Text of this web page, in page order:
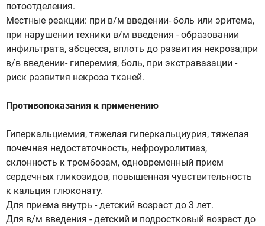
потоотделения.
Местные реакции: при в/м введении- боль или эритема,
при нарушении техники в/м введения - образовании
инфильтрата, абсцесса, вплоть до развития некроза;при
в/в введении- гиперемия, боль, при экстравазации -
риск развития некроза тканей.
Противопоказания к применению
Гиперкальциемия, тяжелая гиперкальциурия, тяжелая
почечная недостаточность, нефроуролитиаз,
склонность к тромбозам, одновременный прием
сердечных гликозидов, повышенная чувствительность
к кальция глюконату.
Для приема внутрь - детский возраст до 3 лет.
Для в/м введения - детский и подростковый возраст до